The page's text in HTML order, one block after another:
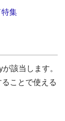
集
該当します。
ことで使える